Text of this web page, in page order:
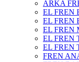
ARKA
EL FREN
EL FREN
EL FREN
EL FREN
EL FREN
FREN